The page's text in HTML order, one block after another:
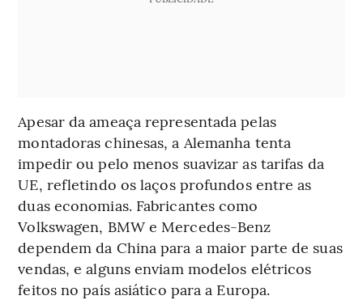
Apesar da ameaça representada pelas
montadoras chinesas, a Alemanha tenta
impedir ou pelo menos suavizar as tarifas da
UE, refletindo os laços profundos entre as
duas economias. Fabricantes como
Volkswagen, BMW e Mercedes-Benz
dependem da China para a maior parte de suas
vendas, e alguns enviam modelos elétricos
feitos no país asiático para a Europa.